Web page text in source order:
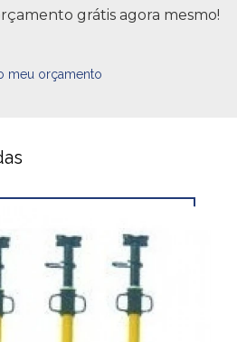
grátis agora mesmo!
meu orçamento